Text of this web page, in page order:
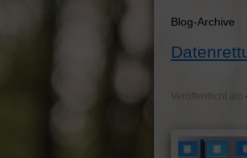
Blog-Archive
Veröffentlicht am